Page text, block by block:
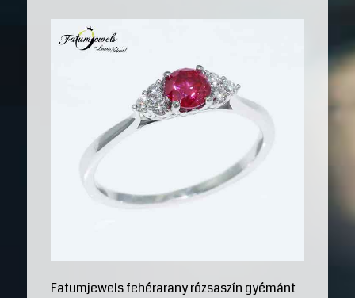
Fatumjewels fehérarany rózsaszín gyémánt